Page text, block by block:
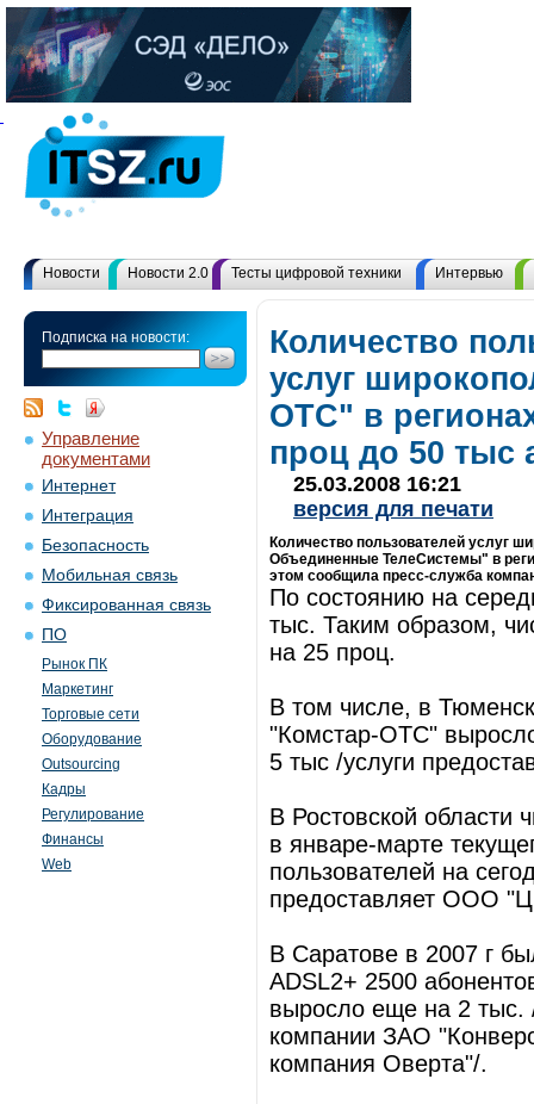
Новости Новости 2.0 Тесты цифровой техники Интервью
Подписка на новости:
Управление
документами
Интернет
Интеграция
Безопасность
Мобильная связь
Фиксированная связь
ПО
Рынок ПК
Маркетинг
Торговые сети
Оборудование
Outsourcing
Кадры
Регулирование
Финансы
Web
Количество
услуг
ОТС" в
проц до 50 тыс
25.03.2008 16:21
версия для печати
Количество пользователей услуг
Объединенные ТелеСистемы" в
этом сообщила пресс-служба
По состоянию на
тыс. Таким образом,
на 25 проц.
В том числе, в
"Комстар-ОТС"
5 тыс /услуги
В Ростовской
в январе-марте
пользователей на
предоставляет ООО
В Саратове в 2007 г
ADSL2+ 2500
выросло еще на 2 тыс.
компании ЗАО
компания Оверта"/.